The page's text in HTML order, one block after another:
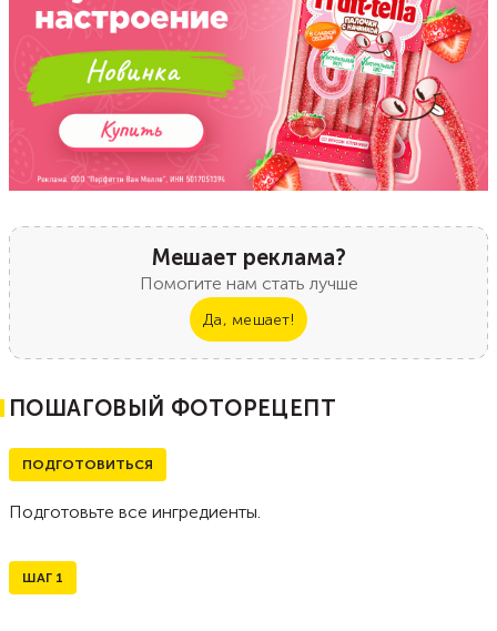
Мешает реклама?
Помогите нам стать лучше
Да, мешает!
ПОШАГОВЫЙ ФОТОРЕЦЕПТ
ПОДГОТОВИТЬСЯ
Подготовьте все ингредиенты.
ШАГ 1